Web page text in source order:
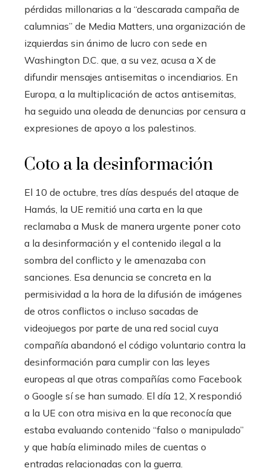
pérdidas millonarias a la “descarada campaña de
calumnias” de Media Matters, una organización de
izquierdas sin ánimo de lucro con sede en
Washington D.C. que, a su vez, acusa a X de
difundir mensajes antisemitas o incendiarios. En
Europa, a la multiplicación de actos antisemitas,
ha seguido una oleada de denuncias por censura a
expresiones de apoyo a los palestinos.
Coto a la desinformación
El 10 de octubre, tres días después del ataque de
Hamás, la UE remitió una carta en la que
reclamaba a Musk de manera urgente poner coto
a la desinformación y el contenido ilegal a la
sombra del conflicto y le amenazaba con
sanciones. Esa denuncia se concreta en la
permisividad a la hora de la difusión de imágenes
de otros conflictos o incluso sacadas de
videojuegos por parte de una red social cuya
compañía abandonó el código voluntario contra la
desinformación para cumplir con las leyes
europeas al que otras compañías como Facebook
o Google sí se han sumado. El día 12, X respondió
a la UE con otra misiva en la que reconocía que
estaba evaluando contenido “falso o manipulado”
y que había eliminado miles de cuentas o
entradas relacionadas con la guerra.